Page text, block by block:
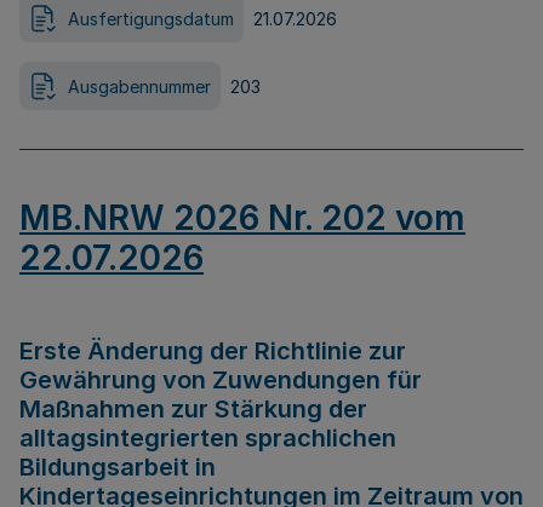
Ausfertigungsdatum 21.07.2026
Ausgabennummer 203
MB.NRW 2026 Nr. 202 vom
22.07.2026
Erste Änderung der Richtlinie zur
Gewährung von Zuwendungen für
Maßnahmen zur Stärkung der
alltagsintegrierten sprachlichen
Bildungsarbeit in
Kindertageseinrichtungen im Zeitraum von